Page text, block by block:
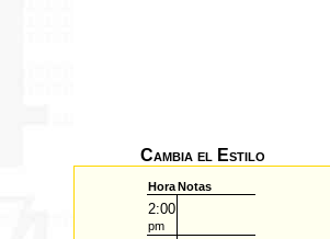
Cambia el Estilo
HoraNotas
2:00
pm